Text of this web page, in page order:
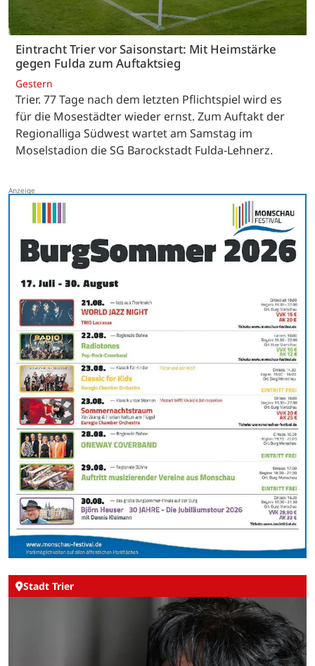
Eintracht Trier vor Saisonstart: Mit Heimstärke
gegen Fulda zum Auftaktsieg
Gestern
Trier. 77 Tage nach dem letzten Pflichtspiel wird es
für die Mosestädter wieder ernst. Zum Auftakt der
Regionalliga Südwest wartet am Samstag im
Moselstadion die SG Barockstadt Fulda-Lehnerz.
Stadt Trier